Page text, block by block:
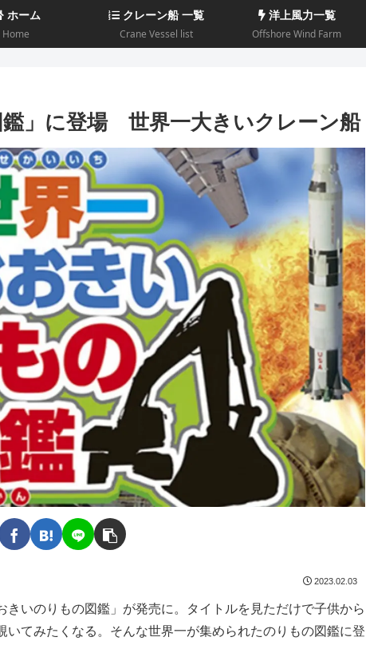
ホーム
Home
クレーン船 一覧
Crane Vessel list
洋上風力一覧
Offshore Wind Farm
鑑」に登場 世界一大きいクレーン船
2023.02.03
いのりもの図鑑」が発売に。タイトルを見ただけで子供から
てみたくなる。そんな世界一が集められたのりもの図鑑に登